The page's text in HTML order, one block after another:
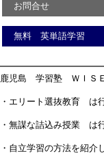
お問合せ
無料 英単語学習
鹿児島 学習塾 ＷＩＳ
・エリート選抜教育 は
・無謀な詰込み授業 は
・自立学習の方法を紹介